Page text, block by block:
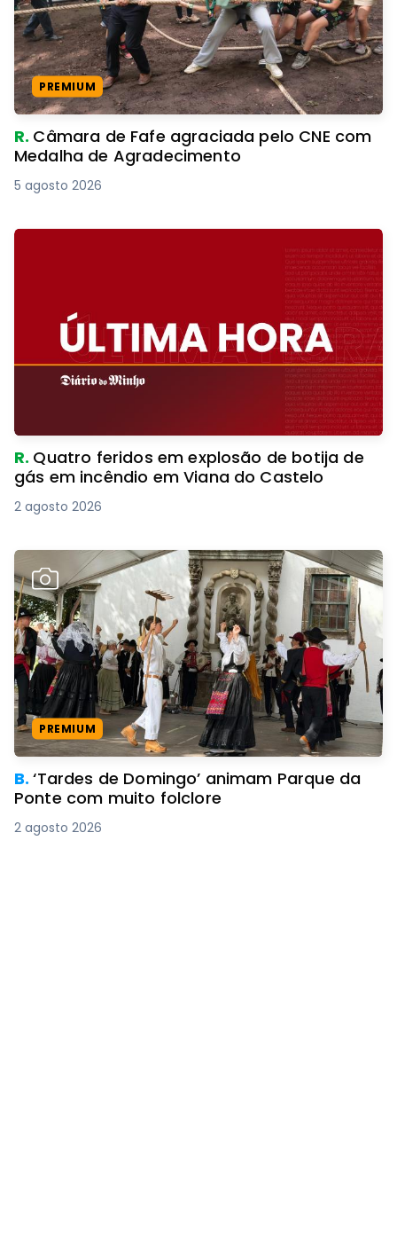
PREMIUM
R. Câmara de Fafe agraciada pelo CNE com
Medalha de Agradecimento
5 agosto 2026
R. Quatro feridos em explosão de botija de
gás em incêndio em Viana do Castelo
2 agosto 2026
PREMIUM
B.‘Tardes de Domingo’ animam Parque da
Ponte com muito folclore
2 agosto 2026